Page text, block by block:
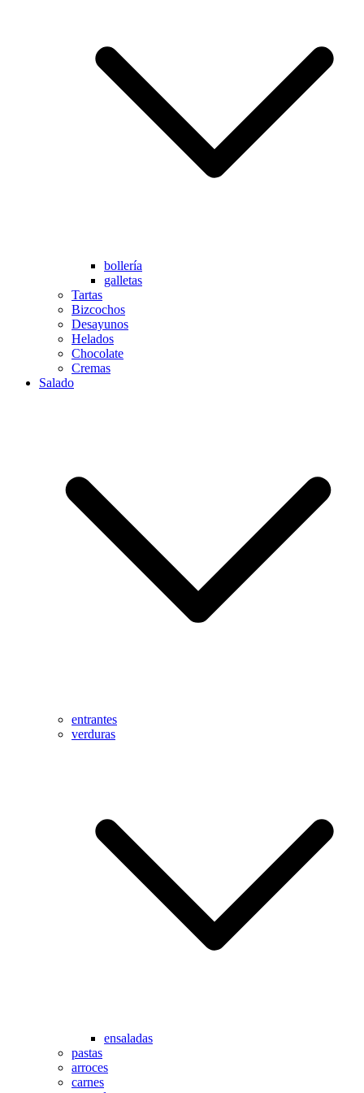
bollería
galletas
Tartas
Bizcochos
Desayunos
Helados
Chocolate
Cremas
Salado
entrantes
verduras
ensaladas
pastas
arroces
carnes